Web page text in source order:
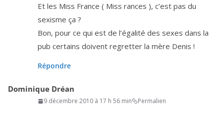
Et les Miss France ( Miss rances ), c’est pas du
sexisme ça ?
Bon, pour ce qui est de l’é­ga­li­té des sexes dans la
pub cer­tains doivent regret­ter la mère Denis !
Répondre
Dominique Dréan
9 décembre 2010 à 17 h 56 min Permalien